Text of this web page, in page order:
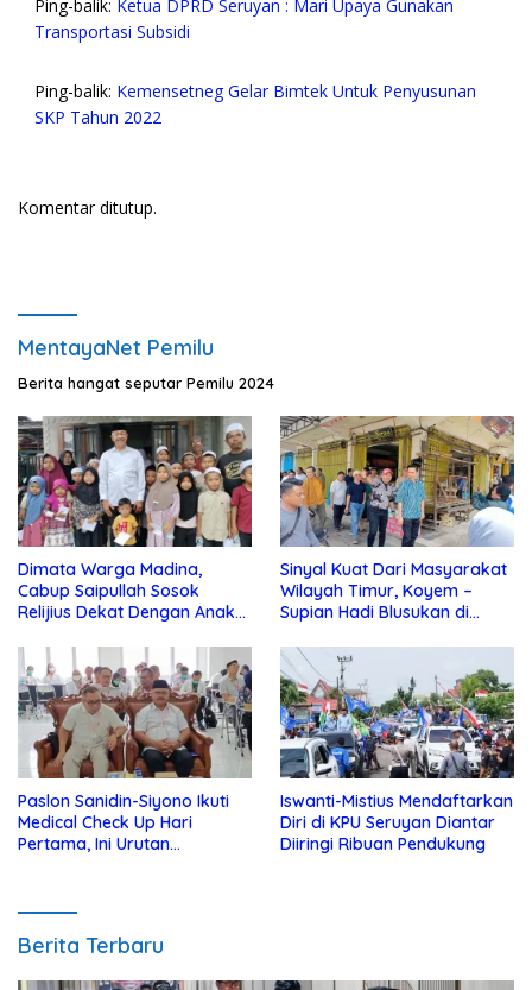
Ping-balik: Ketua DPRD Seruyan : Mari Upaya Gunakan
Transportasi Subsidi
Ping-balik: Kemensetneg Gelar Bimtek Untuk Penyusunan
SKP Tahun 2022
Komentar ditutup.
MentayaNet Pemilu
Berita hangat seputar Pemilu 2024
Dimata Warga Madina,
Cabup Saipullah Sosok
Relijius Dekat Dengan Anak
Sinyal Kuat Dari Masyarakat
Wilayah Timur, Koyem –
Supian Hadi Blusukan di
Paslon Sanidin-Siyono Ikuti
Medical Check Up Hari
Pertama, Ini Urutan
Iswanti-Mistius Mendaftarkan
Diri di KPU Seruyan Diantar
Diiringi Ribuan Pendukung
Berita Terbaru